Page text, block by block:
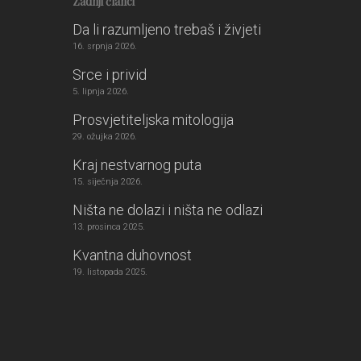
Da li razumljeno trebaš i živjeti
16. srpnja 2026.
Srce i privid
5. lipnja 2026.
Prosvjetiteljska mitologija
29. ožujka 2026.
Kraj nestvarnog puta
15. siječnja 2026.
Ništa ne dolazi i ništa ne odlazi
13. prosinca 2025.
Kvantna duhovnost
19. listopada 2025.